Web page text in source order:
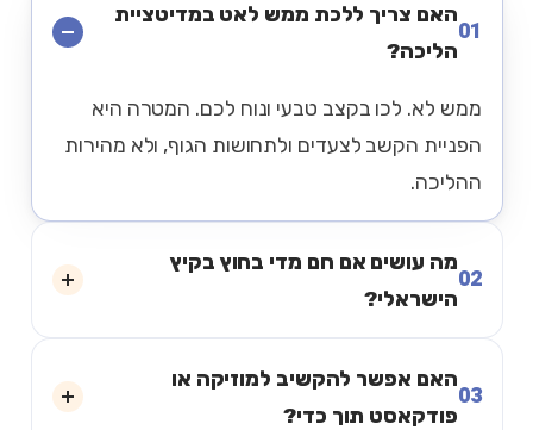
01
האם צריך ללכת ממש לאט במדיטציית
הליכה?
ממש לא. לכו בקצב טבעי ונוח לכם. המטרה היא
הפניית הקשב לצעדים ולתחושות הגוף, ולא מהירות
ההליכה.
02
מה עושים אם חם מדי בחוץ בקיץ
הישראלי?
03
האם אפשר להקשיב למוזיקה או
פודקאסט תוך כדי?